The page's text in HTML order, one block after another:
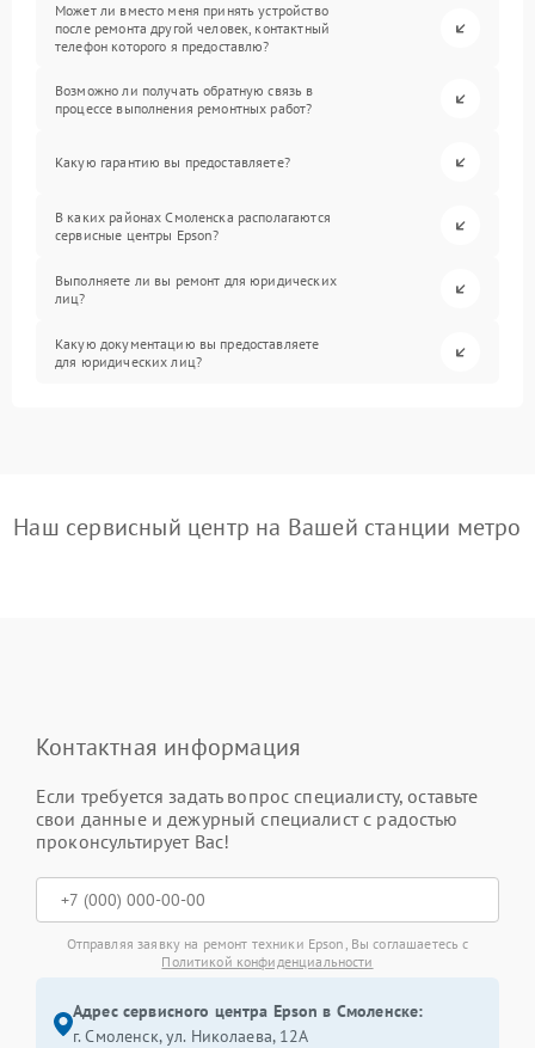
Может ли вместо меня принять устройство
после ремонта другой человек, контактный
телефон которого я предоставлю?
Возможно ли получать обратную связь в
процессе выполнения ремонтных работ?
Какую гарантию вы предоставляете?
В каких районах Смоленска располагаются
сервисные центры Epson?
Выполняете ли вы ремонт для юридических
лиц?
Какую документацию вы предоставляете
для юридических лиц?
Наш сервисный центр на Вашей станции метро
Контактная информация
Если требуется задать вопрос специалисту, оставьте
свои данные и дежурный специалист с радостью
проконсультирует Вас!
Отправляя заявку на ремонт техники Epson, Вы соглашаетесь с
Политикой конфиденциальности
Адрес сервисного центра Epson в Смоленске:
г. Смоленск, ул. Николаева, 12А